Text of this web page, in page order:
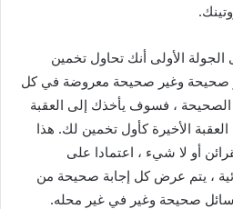
الأولى أنك تحاول تخمين
صحيحة وغير صحيحة معروضة في كل
الصحيحة ، فسوف يأخذك إلى العقبة
العقبة الأخيرة كأول تخمين لك. هذا
أو لا شيء ، اعتمادا على
، يتم عرض كل إجابة صحيحة من
صحيحة وغير في غير محله.